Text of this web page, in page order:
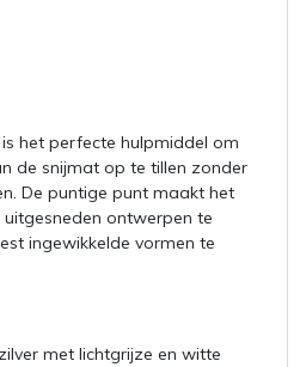
het perfecte hulpmiddel om
de snijmat op te tillen zonder
De puntige punt maakt het
ontwerpen te
ingewikkelde vormen te
met lichtgrijze en witte